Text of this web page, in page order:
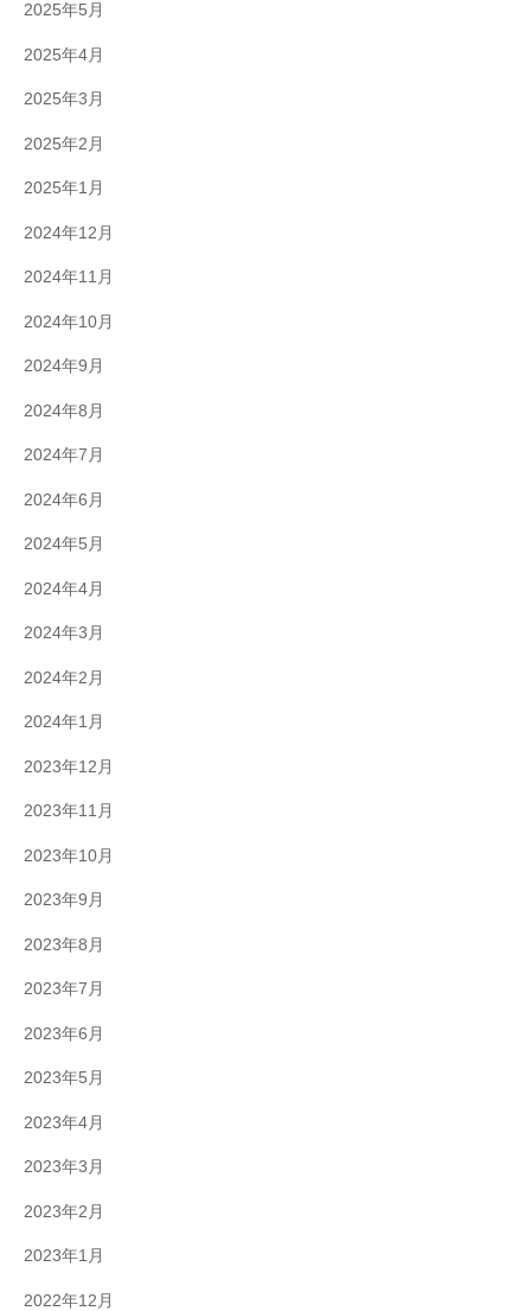
2025年5月
2025年4月
2025年3月
2025年2月
2025年1月
2024年12月
2024年11月
2024年10月
2024年9月
2024年8月
2024年7月
2024年6月
2024年5月
2024年4月
2024年3月
2024年2月
2024年1月
2023年12月
2023年11月
2023年10月
2023年9月
2023年8月
2023年7月
2023年6月
2023年5月
2023年4月
2023年3月
2023年2月
2023年1月
2022年12月